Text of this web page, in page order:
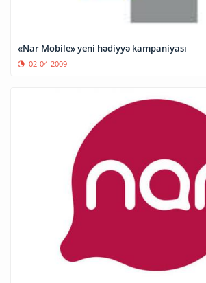
«Nar Mobile» yeni hədiyyə kampaniyası
02-04-2009